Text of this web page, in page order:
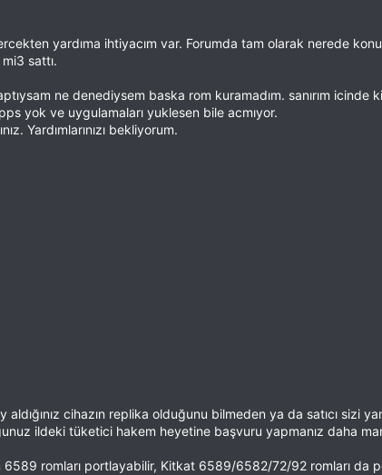
yardıma ihtiyacım var. Forumda tam olarak nerede
sattı.
ne denediysem baska rom kuramadım. sanırım icinde
yok ve uygulamaları yuklesen bile acmıyor.
Yardımlarınızı bekliyorum.
cihazın replika olduğunu bilmeden ya da satıcı sizi
ildeki tüketici hakem heyetine başvuru yapmanız daha
romları portlayabilir, Kitkat 6589/6582/72/92 romları da